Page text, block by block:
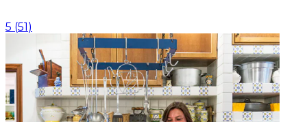
5 (51 )